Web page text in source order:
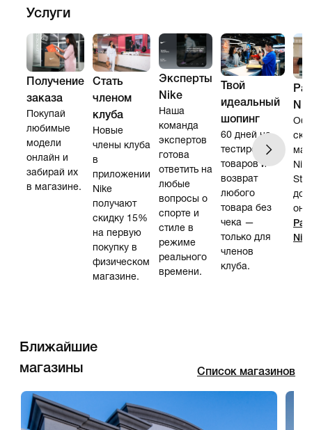
Услуги
Получение
заказа
Покупай
любимые
модели
онлайн и
забирай их
в магазине.
Стать
членом
клуба
Новые
члены клуба
в
приложении
Nike
получают
скидку 15%
на первую
покупку в
физическом
магазине.
Эксперты
Nike
Наша
команда
экспертов
готова
ответить на
любые
вопросы о
спорте и
стиле в
режиме
реального
времени.
Твой
идеальный
шопинг
60 дней на
тестирование
товаров и
возврат
любого
товара без
чека —
только для
членов
клуба.
Ближайшие
магазины
Список магазинов